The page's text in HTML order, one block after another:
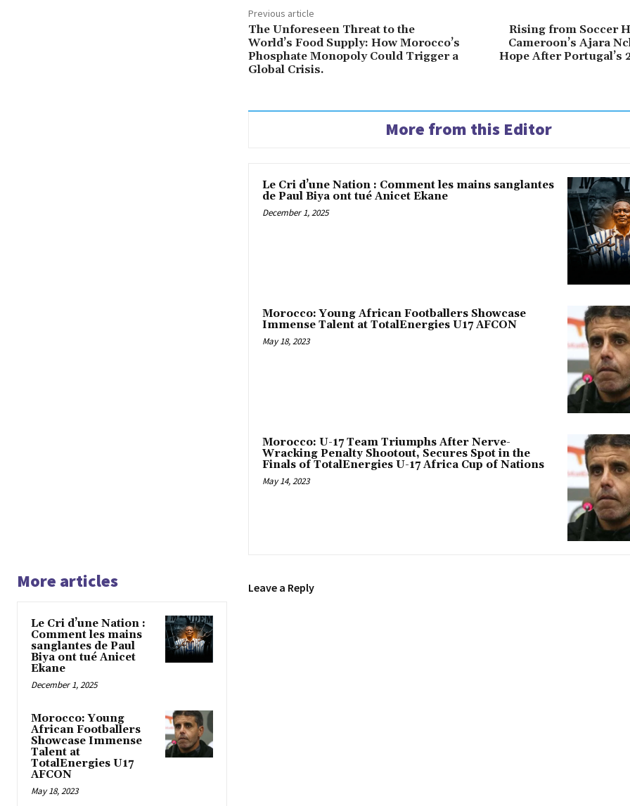
Previous article
The Unforeseen Threat to the
World’s Food Supply: How Morocco’s
Phosphate Monopoly Could Trigger a
Global Crisis.
Rising from Soccer
Cameroon’s Ajara
Hope After Portugal’s
More from this Editor
Le Cri d’une Nation : Comment les mains sanglantes
de Paul Biya ont tué Anicet Ekane
December 1, 2025
Morocco: Young African Footballers Showcase
Immense Talent at TotalEnergies U17 AFCON
May 18, 2023
Morocco: U-17 Team Triumphs After Nerve-
Wracking Penalty Shootout, Secures Spot in the
Finals of TotalEnergies U-17 Africa Cup of Nations
May 14, 2023
More articles
Le Cri d’une Nation :
Comment les mains
sanglantes de Paul
Biya ont tué Anicet
Ekane
December 1, 2025
Morocco: Young
African Footballers
Showcase Immense
Talent at
TotalEnergies U17
AFCON
May 18, 2023
Leave a Reply